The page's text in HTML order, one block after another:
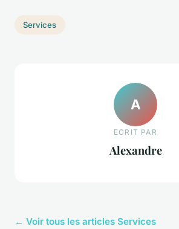
Services
A
ECRIT PAR
Alexandre
← Voir tous les articles Services